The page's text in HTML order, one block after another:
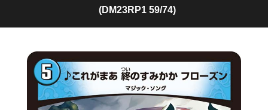
(DM23RP1 59/74)